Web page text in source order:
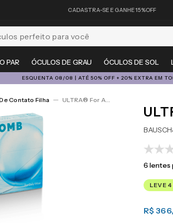
CADASTRA-SE E GANHE 15%OFF
PAR ÓCULOS DE GRAU ÓCULOS DE SOL
para você
ESQUENTA 08/08 | ATÉ 50% OFF + 20% EXTRA EM
Contato Filha ULTRA® For Astigmatism 6
6 lentes
LEVE 4
R$